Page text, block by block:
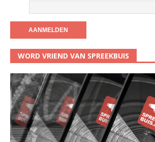
WORD VRIEND VAN SPREEKBUIS